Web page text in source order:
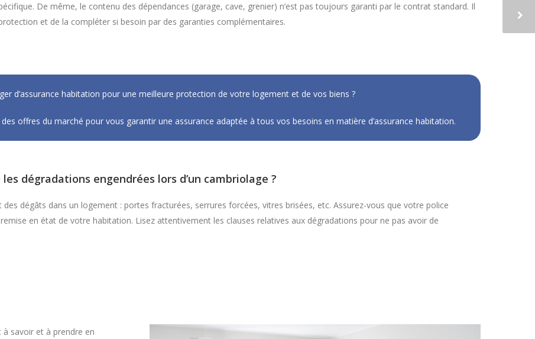
De même, le contenu des dépendances (garage, cave, grenier) n’est pas toujours garanti par le contrat standard. Il
et de la compléter si besoin par des garanties complémentaires.
d’assurance habitation pour une meilleure protection de votre logement et de vos biens ?
offres du marché pour vous garantir une assurance adaptée à tous vos besoins en matière d’assurance habitation.
dégradations engendrées lors d’un cambriolage ?
dégâts dans un logement : portes fracturées, serrures forcées, vitres brisées, etc. Assurez-vous que votre police
en état de votre habitation. Lisez attentivement les clauses relatives aux dégradations pour ne pas avoir de
savoir et à prendre en